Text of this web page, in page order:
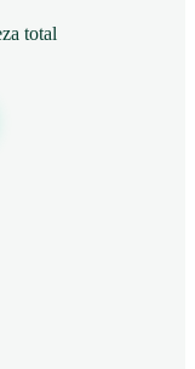
total